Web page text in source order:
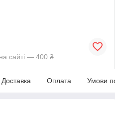
сайті — 400 ₴
Доставка Оплата Умови